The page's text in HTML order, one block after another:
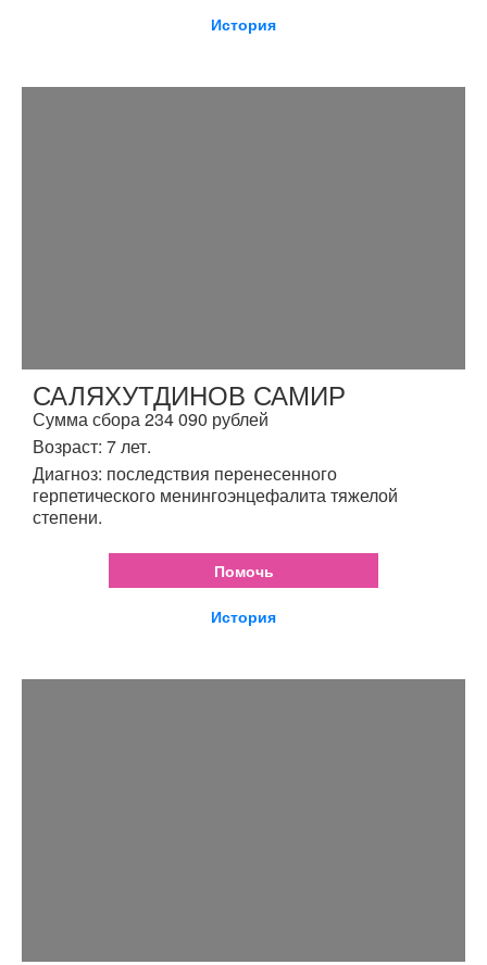
История
САЛЯХУТДИНОВ САМИР
Сумма сбора 234 090 рублей
Возраст: 7 лет.
Диагноз: последствия перенесенного
герпетического менингоэнцефалита тяжелой
степени.
Помочь
История